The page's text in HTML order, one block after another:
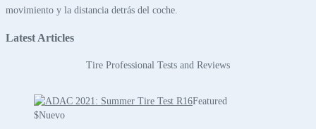
movimiento y la distancia detrás del coche.
Latest Articles
Tire Professional Tests and Reviews
Featured
$Nuevo